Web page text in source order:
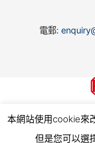
電郵:
地產代理(公司)牌照號碼:C-
© 2026利嘉閣按揭代理有限
本網站使用cookie來
但是您可以選